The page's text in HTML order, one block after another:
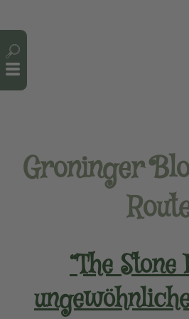
Groninger
“The Stone